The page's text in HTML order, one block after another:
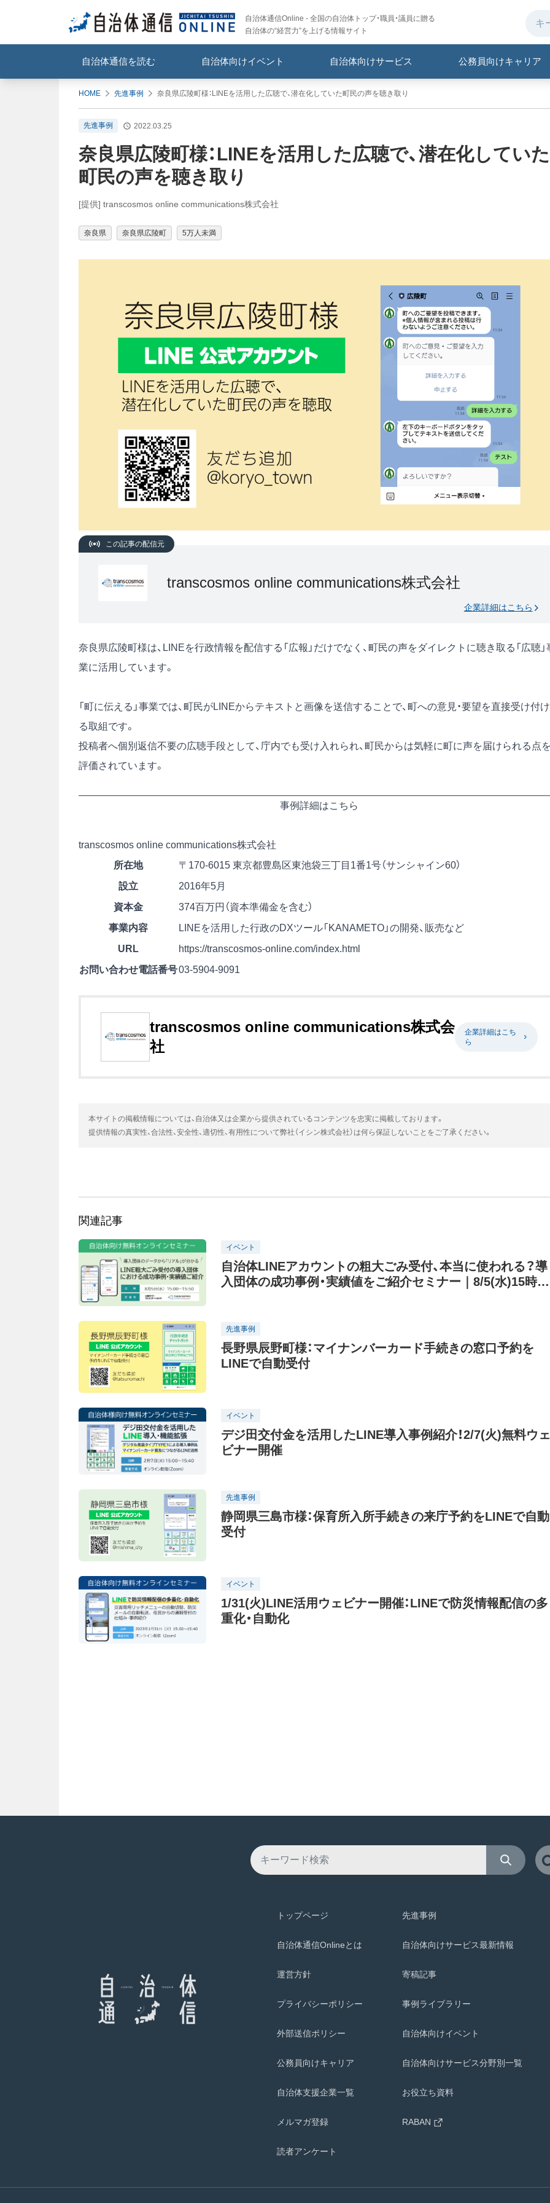
自治体通信Online - 全国の自治体トップ・職員・議員に贈る
自治体の“経営力”を上げる情報サイト
自治体通信を読む 自治体向けイベント 自治体向けサービス 公務員向けキャリア
HOME 先進事例 奈良県広陵町様：LINEを活用した広聴で、潜在化していた町民の声を聴き取り
先進事例 2022.03.25
奈良県広陵町様：LINEを活用した広聴で、潜在化していた
町民の声を聴き取り
[提供] transcosmos online communications株式会社
奈良県 奈良県広陵町 5万人未満
この記事の配信元
transcosmos online communications株式会社
企業詳細はこちら
奈良県広陵町様は、LINEを行政情報を配信する「広報」だけでなく、町民の声をダイレクトに聴き取る「広聴」
業に活用しています。
「町に伝える」事業では、町民がLINEからテキストと画像を送信することで、町への意見・要望を直接受け付け
る取組です。
投稿者へ個別返信不要の広聴手段として、庁内でも受け入れられ、町民からは気軽に町に声を届けられる点
評価されています。
事例詳細はこちら
transcosmos online communications株式会社
所在地
〒170-6015 東京都豊島区東池袋三丁目1番1号（サンシャイン60）
設立
2016年5月
資本金
374百万円（資本準備金を含む）
事業内容
LINEを活用した行政のDXツール「KANAMETO」の開発、販売など
URL
https://transcosmos-online.com/index.html
お問い合わせ電話番号03-5904-9091
transcosmos online communications株式会
社
企業詳細はこち
ら
本サイトの掲載情報については、自治体又は企業から提供されているコンテンツを忠実に掲載しております。
提供情報の真実性、合法性、安全性、適切性、有用性について弊社（イシン株式会社）は何ら保証しないことをご了承ください。
関連記事
イベント
自治体LINEアカウントの粗大ごみ受付、本当に使われる？導
入団体の成功事例・実績値をご紹介セミナー｜8/5(水)15時開
先進事例
長野県辰野町様：マイナンバーカード手続きの窓口予約を
LINEで自動受付
イベント
デジ田交付金を活用したLINE導入事例紹介！2/7(火)無料ウェ
ビナー開催
先進事例
静岡県三島市様：保育所入所手続きの来庁予約をLINEで自動
受付
イベント
1/31(火)LINE活用ウェビナー開催：LINEで防災情報配信の多
重化・自動化
トップページ
自治体通信Onlineとは
運営方針
プライバシーポリシー
外部送信ポリシー
公務員向けキャリア
自治体支援企業一覧
メルマガ登録
読者アンケート
先進事例
自治体向けサービス最新情報
寄稿記事
事例ライブラリー
自治体向けイベント
自治体向けサービス分野別一覧
お役立ち資料
RABAN